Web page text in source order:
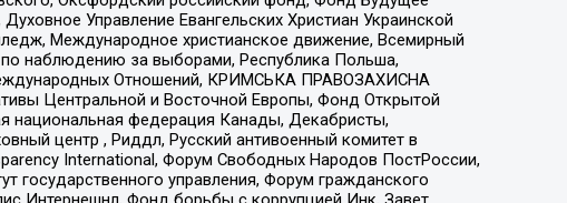
Управление Евангельских Христиан Украинской
Международное христианское движение, Всемирный
по наблюдению за выборами, Республика Польша,
Отношений, КРИМСЬКА ПРАВОЗАХИСНА
Центральной и Восточной Европы, Фонд Открытой
национальная федерация Канады, Декабристы,
центр , Риддл, Русский антивоенный комитет в
International, Форум Свободных Народов ПостРоссии,
государственного управления, Форум гражданского